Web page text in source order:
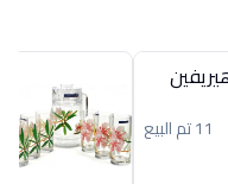
11 تم البيع